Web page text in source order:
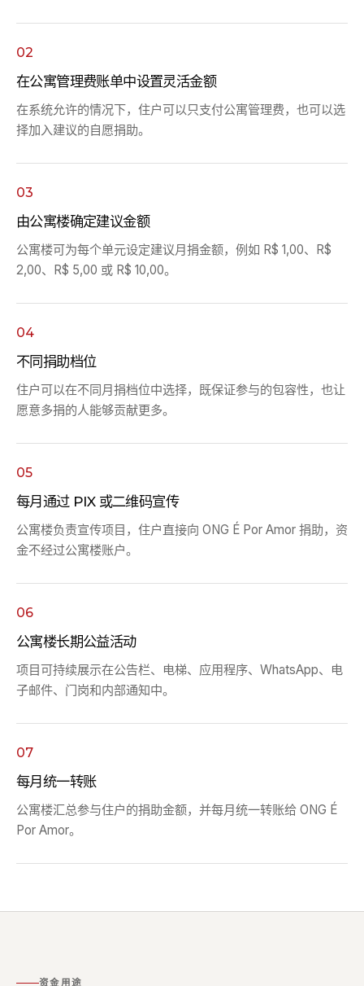
02
在公寓管理费账单中设置灵活金额
在系统允许的情况下，住户可以只支付公寓管理费，也可以选
择加入建议的自愿捐助。
03
由公寓楼确定建议金额
公寓楼可为每个单元设定建议月捐金额，例如 R$ 1,00、R$
2,00、R$ 5,00 或 R$ 10,00。
04
不同捐助档位
住户可以在不同月捐档位中选择，既保证参与的包容性，也让
愿意多捐的人能够贡献更多。
05
每月通过 PIX 或二维码宣传
公寓楼负责宣传项目，住户直接向 ONG É Por Amor 捐助，资
金不经过公寓楼账户。
06
公寓楼长期公益活动
项目可持续展示在公告栏、电梯、应用程序、WhatsApp、电
子邮件、门岗和内部通知中。
07
每月统一转账
公寓楼汇总参与住户的捐助金额，并每月统一转账给 ONG É
Por Amor。
资金用途